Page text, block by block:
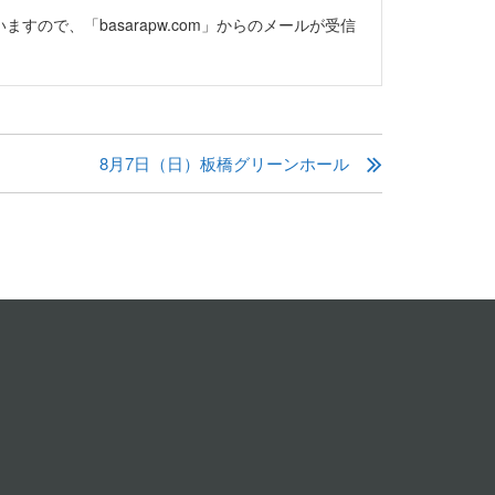
すので、「basarapw.com」からのメールが受信
8月7日（日）板橋グリーンホール